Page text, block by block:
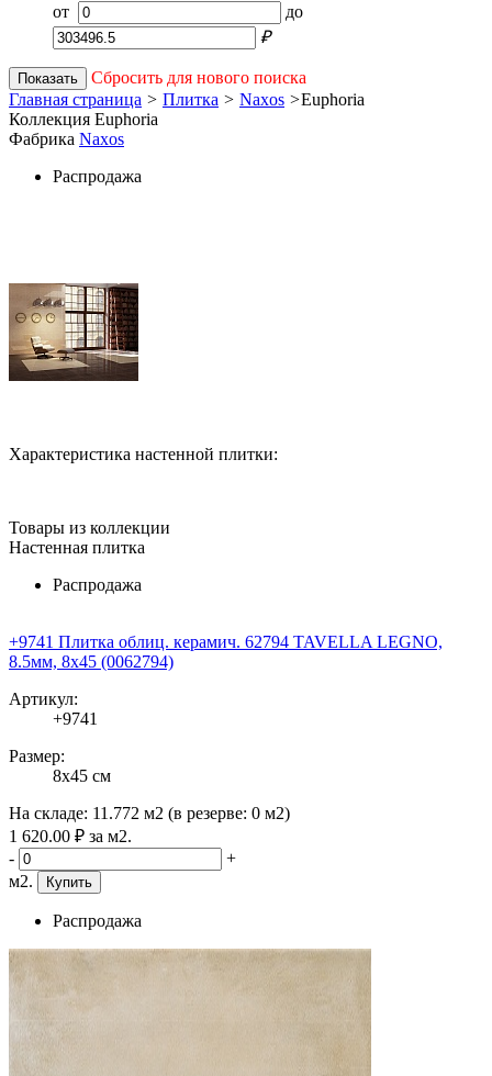
от
до
₽
Показать
Сбросить для нового поиска
Главная страница > Плитка > Naxos >Euphoria
Коллекция Euphoria
Фабрика Naxos
Распродажа
Характеристика настенной плитки:
Товары из коллекции
Настенная плитка
Распродажа
+9741 Плитка облиц. керамич. 62794 TAVELLA LEGNO,
8.5мм, 8x45 (0062794)
Артикул:
+9741
Размер:
8x45 см
На складе: 11.772 м2 (в резерве: 0 м2)
1 620.00 ₽ за м2.
-
+
м2.
Купить
Распродажа